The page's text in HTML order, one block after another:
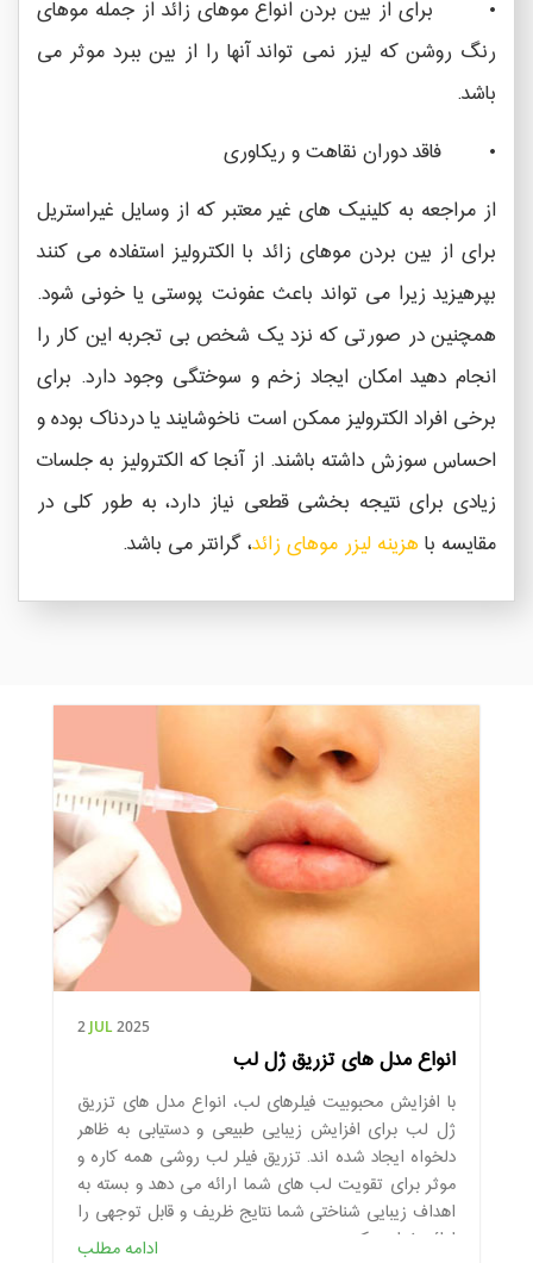
• برای از بین بردن انواع موهای زائد از جمله موهای
رنگ روشن که لیزر نمی تواند آنها را از بین ببرد موثر می
باشد.
• فاقد دوران نقاهت و ریکاوری
از مراجعه به کلینیک های غیر معتبر که از وسایل غیراستریل
برای از بین بردن موهای زائد با الکترولیز استفاده می کنند
بپرهیزید زیرا می تواند باعث عفونت پوستی یا خونی شود.
همچنین در صورتی که نزد یک شخص بی تجربه این کار را
انجام دهید امکان ایجاد زخم و سوختگی وجود دارد. برای
برخی افراد الکترولیز ممکن است ناخوشایند یا دردناک بوده و
احساس سوزش داشته باشند. از آنجا که الکترولیز به جلسات
زیادی برای نتیجه بخشی قطعی نیاز دارد، به طور کلی در
مقایسه با هزینه لیزر موهای زائد، گرانتر می باشد.
2 JUL2025
انواع مدل های تزریق ژل لب
با افزایش محبوبیت فیلرهای لب، انواع مدل های تزریق
ژل لب برای افزایش زیبایی طبیعی و دستیابی به ظاهر
دلخواه ایجاد شده اند. تزریق فیلر لب روشی همه کاره و
موثر برای تقویت لب های شما ارائه می دهد و بسته به
اهداف زیبایی شناختی شما نتایج ظریف و قابل توجهی را
ارائه خواهند کرد.
ادامه مطلب